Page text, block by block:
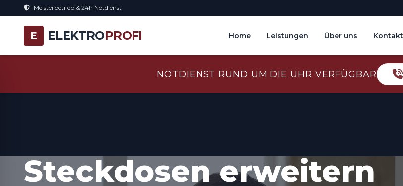
Meisterbetrieb & 24h Notdienst
E ELEKTROPROFI Home Leistungen Über uns Kontakt
NOTDIENST RUND UM DIE UHR VERFÜGBAR
Steckdosen erweitern